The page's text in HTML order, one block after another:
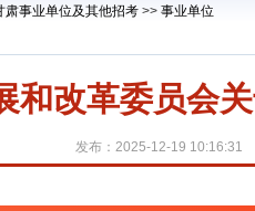
肃事业单位及其他招考 >> 事业单位
和改革委员会
发布：2025-12-19 10:16:31